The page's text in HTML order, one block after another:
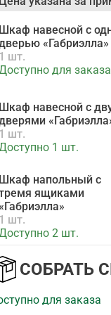
навесной c
«Габриэлла»
шт.
для заказа
навесной c
шт.
1 шт.
напольный с
ящиками
шт.
2 шт.
напольный с
дверями
шт.
СОБРАТЬ
для заказа